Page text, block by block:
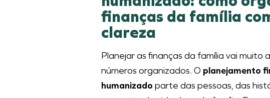
finanças da família
clareza
Planejar as finanças da família vai muito
números organizados. O planejamento
humanizado parte das pessoas, das